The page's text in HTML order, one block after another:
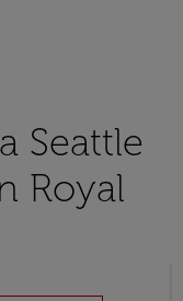
Seattle
Royal